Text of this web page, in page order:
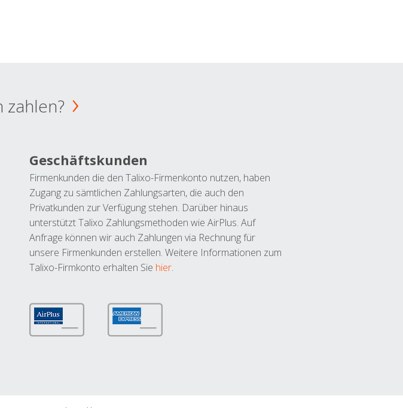
zahlen?
Geschäftskunden
Firmenkunden die den Talixo-Firmenkonto nutzen, haben
Zugang zu sämtlichen Zahlungsarten, die auch den
Privatkunden zur Verfügung stehen. Darüber hinaus
unterstützt Talixo Zahlungsmethoden wie AirPlus. Auf
Anfrage können wir auch Zahlungen via Rechnung für
unsere Firmenkunden erstellen. Weitere Informationen zum
Talixo-Firmkonto erhalten Sie hier.